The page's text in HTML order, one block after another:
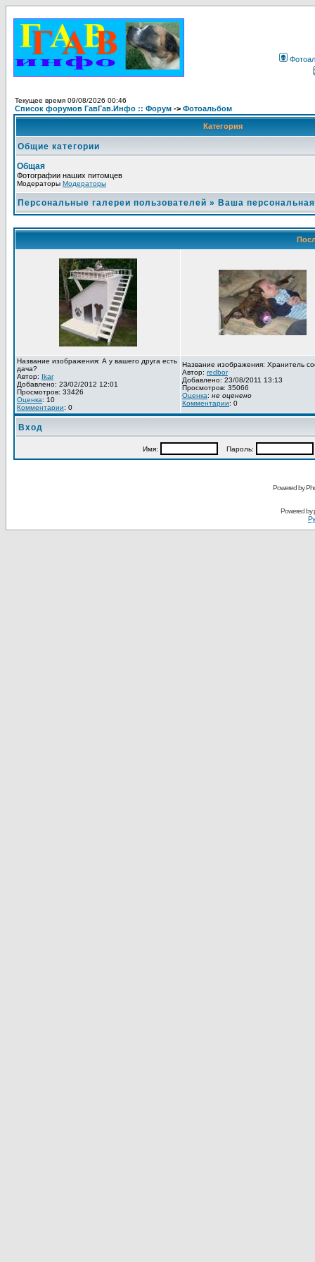
Текущее время 09/08/2026 00:46
Список форумов ГавГав.Инфо :: Форум -> Фотоальбом
Категория
Общие категории
Общая
Фотографии наших питомцев
Модераторы Модераторы
Персональные галереи пользователей » Ваша
Название изображения: А у вашего друга есть
дача?
Автор: Ikar
Добавлено: 23/02/2012 12:01
Просмотров: 33426
Оценка: 10
Комментарии: 0
Название изображения: Хранитель
Автор: redbor
Добавлено: 23/08/2011 13:13
Просмотров: 35066
Оценка: не оценено
Комментарии: 0
Вход
Имя: Пароль:
Powered by
Powered by